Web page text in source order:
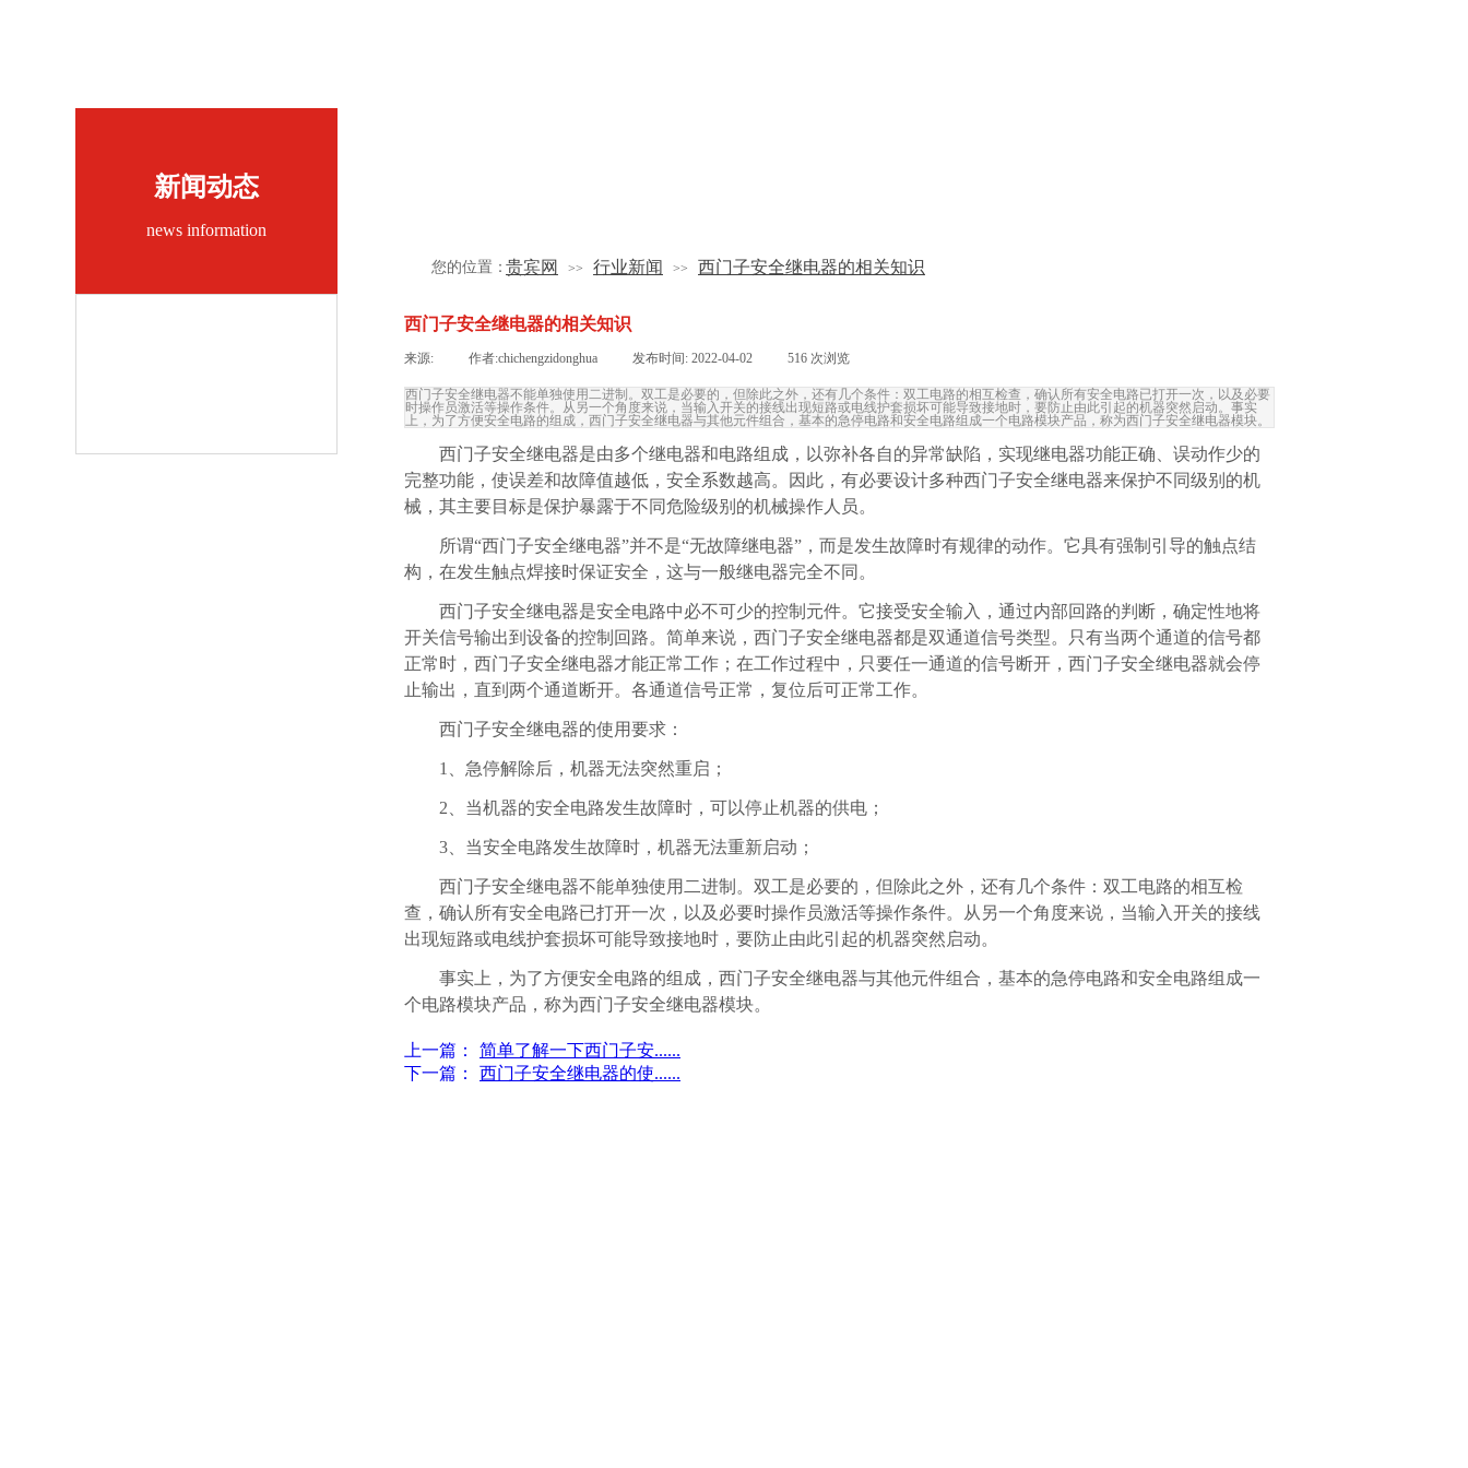
新闻动态
news information
贵宾网
>> 行业新闻 >> 西门子安全继电器的相关知识
您的位置：
西门子安全继电器的相关知识
来源: 作者:chichengzidonghua 发布时间: 2022-04-02 516 次浏览
西门子安全继电器不能单独使用二进制。双工是必要的，但除此之外，还有几个条件：双工电路的相互检查，确认所有安全电路已打开一次，以及必要
时操作员激活等操作条件。从另一个角度来说，当输入开关的接线出现短路或电线护套损坏可能导致接地时，要防止由此引起的机器突然启动。事实
上，为了方便安全电路的组成，西门子安全继电器与其他元件组合，基本的急停电路和安全电路组成一个电路模块产品，称为西门子安全继电器模块。
西门子安全继电器是由多个继电器和电路组成，以弥补各自的异常缺陷，实现继电器功能正确、误动作少的
完整功能，使误差和故障值越低，安全系数越高。因此，有必要设计多种西门子安全继电器来保护不同级别的机
械，其主要目标是保护暴露于不同危险级别的机械操作人员。
所谓“西门子安全继电器”并不是“无故障继电器”，而是发生故障时有规律的动作。它具有强制引导的触点结
构，在发生触点焊接时保证安全，这与一般继电器完全不同。
西门子安全继电器是安全电路中必不可少的控制元件。它接受安全输入，通过内部回路的判断，确定性地将
开关信号输出到设备的控制回路。简单来说， 西门子安全继电器都是双通道信号类型。只有当两个通道的信号都
正常时， 西门子安全继电器才能正常工作；在工作过程中，只要任一通道的信号断开， 西门子安全继电器就会停
止输出，直到两个通道断开。 各通道信号正常，复位后可正常工作。
西门子安全继电器的使用要求：
1、急停解除后，机器无法突然重启；
2、当机器的安全电路发生故障时，可以停止机器的供电；
3、当安全电路发生故障时，机器无法重新启动；
西门子安全继电器不能单独使用二进制。双工是必要的，但除此之外，还有几个条件：双工电路的相互检
查，确认所有安全电路已打开一次，以及必要时操作员激活等操作条件。从另一个角度来说，当输入开关的接线
出现短路或电线护套损坏可能导致接地时，要防止由此引起的机器突然启动。
事实上，为了方便安全电路的组成， 西门子安全继电器与其他元件组合，基本的急停电路和安全电路组成一
个电路模块产品，称为西门子安全继电器模块。
上一篇：
简单了解一下西门子安......
下一篇：
西门子安全继电器的使......